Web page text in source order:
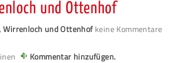
und Ottenhof
Wirrenloch und Ottenhofkeine Kommentare
Kommentar hinzufügen.